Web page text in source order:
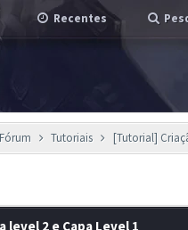
Recentes
Fórum Tutoriais [Tutorial]
2 e Capa Level 1